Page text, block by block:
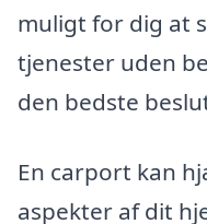
muligt for dig at
tjenester uden
den bedste
En carport kan
aspekter af dit